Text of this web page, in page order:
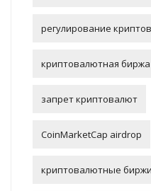
регулирование
криптовалютная биржа
запрет криптовалют
CoinMarketCap airdrop
криптовалютные биржи